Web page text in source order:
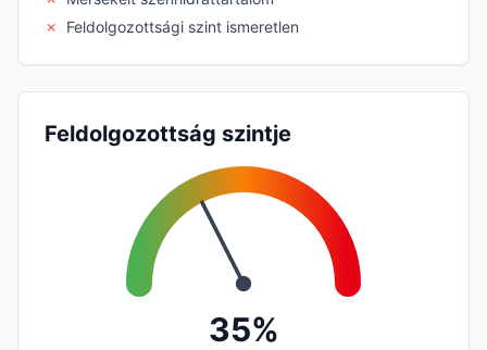
✗
Feldolgozottsági szint ismeretlen
Feldolgozottság szintje
35%